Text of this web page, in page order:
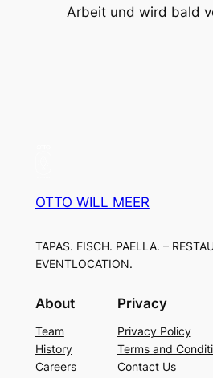
Arbeit und wird bald
OTTO WILL MEER
TAPAS. FISCH. PAELLA. –
EVENTLOCATION.
About
Team
History
Careers
Privacy
Privacy Policy
Terms and
Contact Us